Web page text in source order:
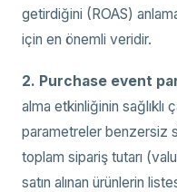
getirdiğini (ROAS)
için en önemli veridir.
2. Purchase event
alma etkinliğinin sağlıklı
parametreler benzersiz
toplam sipariş tutarı
satın alınan ürünlerin